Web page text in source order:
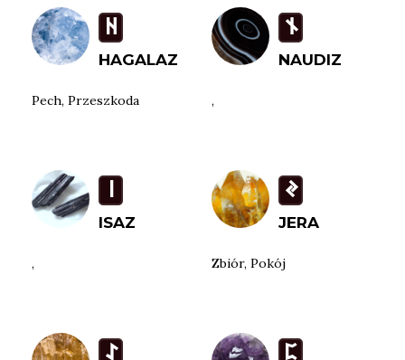
H
HAGALAZ
Pech, Przeszkoda
n
NAUDIZ
,
ISAZ
,
J
JERA
Zbiór, Pokój
I P